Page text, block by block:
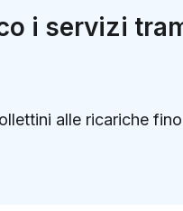
i servizi
alle ricariche